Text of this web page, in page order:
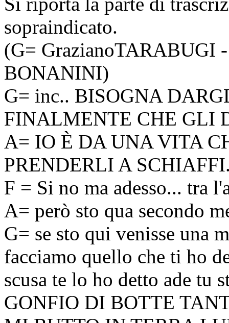
sopraindicato.
(G= GrazianoTARABUGI
BONANINI)
G= inc.. BISOGNA
FINALMENTE CHE GLI
A= IO È DA UNA VITA
PRENDERLI A
F = Si no ma adesso... tra
A= però sto qua secondo
G= se sto qui venisse una
facciamo quello che ti ho
scusa te lo ho detto ade
GONFIO DI BOTTE